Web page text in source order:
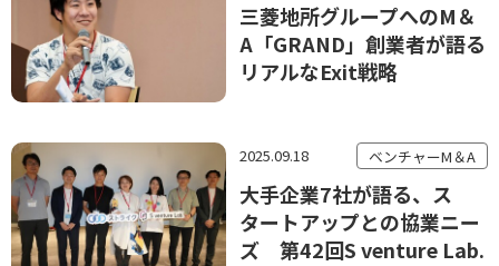
三菱地所グループへのM＆
A「GRAND」創業者が語る
リアルなExit戦略
2025.09.18 ベンチャーM＆A
大手企業7社が語る、ス
タートアップとの協業ニー
ズ 第42回S venture Lab.